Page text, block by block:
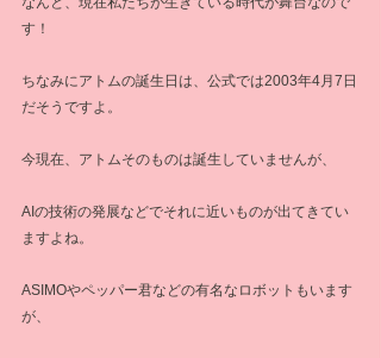
す！
ちなみにアトムの誕生日は、公式では2003年4月7日
だそうですよ。
今現在、アトムそのものは誕生していませんが、
AIの技術の発展などでそれに近いものが出てきてい
ますよね。
ASIMOやペッパー君などの有名なロボットもいます
が、